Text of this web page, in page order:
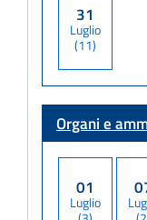
31
Luglio
(11)
Organi e
01
Luglio